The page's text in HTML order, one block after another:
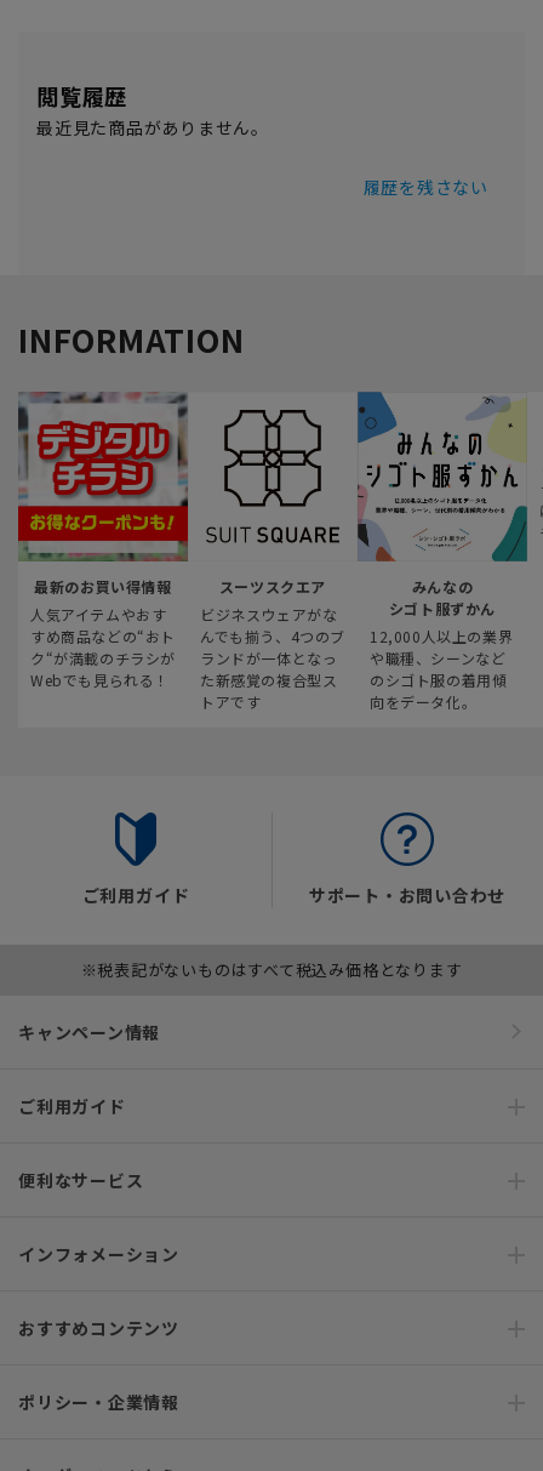
閲覧履歴
最近見た商品がありません。
履歴を残さない
INFORMATION
最新のお買い得情報
人気アイテムやおす
すめ商品などの“おト
ク“が満載のチラシが
Webでも見られる！
スーツスクエア
ビジネスウェアがな
んでも揃う、4つのブ
ランドが一体となっ
た新感覚の複合型ス
トアです
みんなの
シゴト服ずかん
12,000人以上の業界
や職種、シーンなど
のシゴト服の着用傾
向をデータ化。
ご利用ガイド サポート・お問い合わせ
※税表記がないものはすべて税込み価格となります
キャンペーン情報
ご利用ガイド
便利なサービス
インフォメーション
おすすめコンテンツ
ポリシー・企業情報